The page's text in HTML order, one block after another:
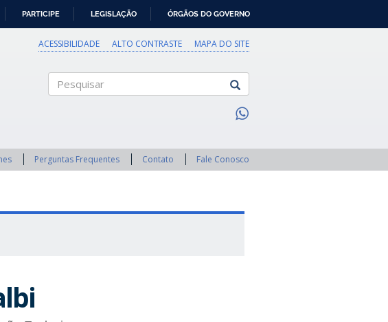
PARTICIPE LEGISLAÇÃO ÓRGÃOS DO GOVERNO
ACESSIBILIDADE ALTO CONTRASTE MAPA DO SITE
Perguntas Frequentes Contato Fale Conosco